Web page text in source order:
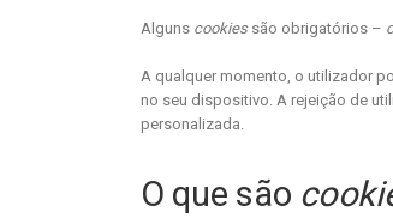
Alguns cookiessão obrigatórios –
A qualquer momento, o utilizador
no seu dispositivo. A rejeição de
personalizada.
O que são